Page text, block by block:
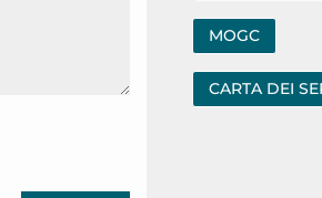
MOGC
CARTA DEI